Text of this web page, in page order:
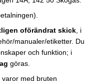
oförändrat skick , i
manualer/etiketter. Du
och funktion; i
göras.
med bruten